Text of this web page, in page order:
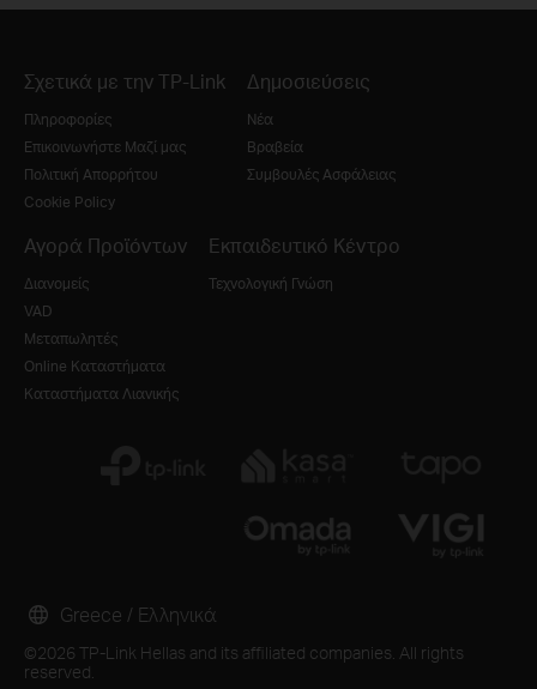
Σχετικά με την TP-Link
Πληροφορίες
Επικοινωνήστε Μαζί μας
Πολιτική Απορρήτου
Cookie Policy
Δημοσιεύσεις
Νέα
Βραβεία
Συμβουλές Ασφάλειας
Αγορά Προϊόντων
Διανομείς
VAD
Μεταπωλητές
Online Καταστήματα
Καταστήματα Λιανικής
Εκπαιδευτικό Κέντρο
Τεχνολογική Γνώση
©2026 TP-Link Hellas and its affiliated companies. All rights
reserved.
Greece / Ελληνικά